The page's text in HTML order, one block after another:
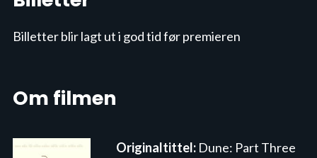
Billetter blir lagt ut i god tid før premieren
Om filmen
Originaltittel: Dune: Part Three